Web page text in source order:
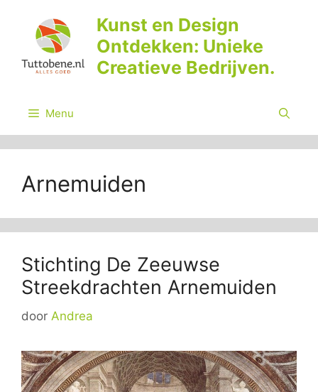
inhoud
Kunst en Design
Ontdekken: Unieke
Creatieve Bedrijven.
Menu
Arnemuiden
Stichting De Zeeuwse
Streekdrachten Arnemuiden
door Andrea